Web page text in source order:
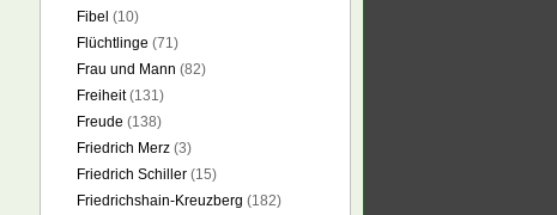
Fibel (10)
Flüchtlinge (71)
Frau und Mann (82)
Freiheit(131)
Freude (138)
Friedrich Merz (3)
Friedrich Schiller (15)
Friedrichshain-Kreuzberg (182)